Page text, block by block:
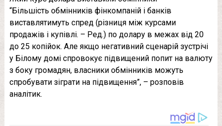
“Більшість обмінників фінкомпаній і банків
виставлятимуть спред (різниця між курсами
продажів і купівлі. – Ред.) по долару в межах від 20
до 25 копійок. Але якщо негативний сценарій зустрічі
у Білому домі спровокує підвищений попит на валюту
з боку громадян, власники обмінників можуть
спробувати зіграти на підвищення”, – розповів
аналітик.